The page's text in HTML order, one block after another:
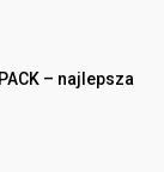
– najlepsza